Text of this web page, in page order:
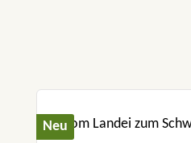
Neu